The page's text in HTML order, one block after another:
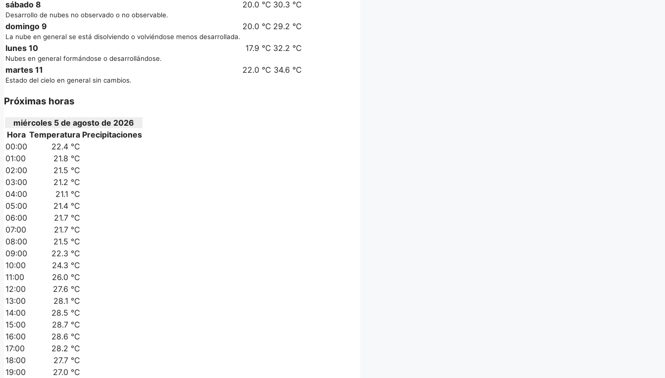
sábado 8
Desarrollo de nubes no observado o no observable.
20.0 °C 30.3 °C
domingo 9
La nube en general se está disolviendo o volviéndose menos desarrollada.
20.0 °C 29.2 °C
lunes 10
Nubes en general formándose o desarrollándose.
17.9 °C 32.2 °C
martes 11
Estado del cielo en general sin cambios.
22.0 °C 34.6 °C
Próximas horas
miércoles 5 de agosto de 2026
Hora Temperatura Precipitaciones
00:00
22.4 °C
01:00
21.8 °C
02:00
21.5 °C
03:00
21.2 °C
04:00
21.1 °C
05:00
21.4 °C
06:00
21.7 °C
07:00
21.7 °C
08:00
21.5 °C
09:00
22.3 °C
10:00
24.3 °C
11:00
26.0 °C
12:00
27.6 °C
13:00
28.1 °C
14:00
28.5 °C
15:00
28.7 °C
16:00
28.6 °C
17:00
28.2 °C
18:00
27.7 °C
19:00
27.0 °C